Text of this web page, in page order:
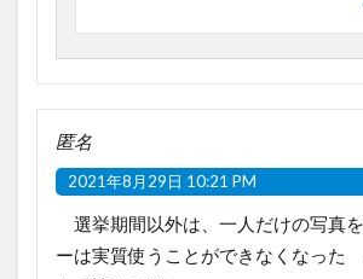
匿名
2021年8月29日 10:21 PM
選挙期間以外は、一人だけの写真
ーは実質使うことができなくなった